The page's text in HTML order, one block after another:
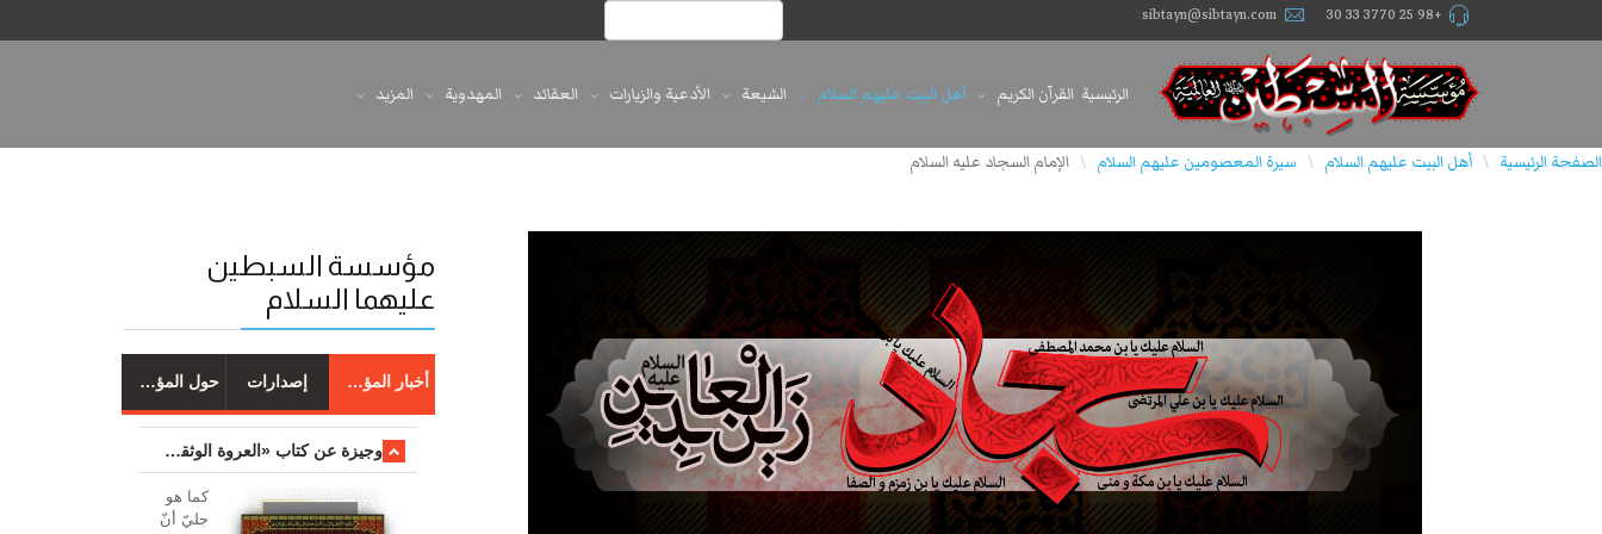
+98 25 3770 33 30
sibtayn@sibtayn.com
الرئيسية القرآن الكريم أهل البيت عليهم السلام الشيعة الأدعية والزيارات العقائد المهدوية المزيد
الصفحة الرئيسية \ أهل البيت عليهم السلام \ سيرة المعصومين عليهم السلام \ الإمام السجاد عليه السلام
مؤسسة السبطين
عليهما السلام
أخبار المؤسسة إصدارات حول المؤسسة
وجیزة عن کتاب «العروة الوثقی والتعلیقات علیها»
کما هو
جليّ أنّ